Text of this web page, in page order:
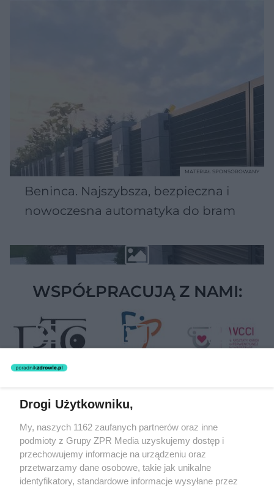
Beninca. Najszybsza, bezpieczna i
nowoczesna automatyka do bram
MATERIAŁ SPONSOROWANY
WSPÓŁPRACUJĄ Z NAMI:
Żaden utwór zamieszczony w serwisie nie może być powielany i
rozpowszechniany lub dalej rozpowszechniany w jakikolwiek sposób
(w tym także elektroniczny lub mechaniczny) na jakimkolwiek polu
eksploatacji w jakiejkolwiek formie, włącznie z umieszczaniem w
Internecie bez pisemnej zgody właściciela praw. Jakiekolwiek użycie
lub wykorzystanie utworów w całości lub w części z naruszeniem
prawa, tzn. bez właściwej zgody, jest zabronione pod groźbą kary i
Drogi Użytkowniku,
My, naszych 1162 zaufanych partnerów oraz inne
podmioty z Grupy ZPR Media uzyskujemy dostęp i
przechowujemy informacje na urządzeniu oraz
przetwarzamy dane osobowe, takie jak unikalne
identyfikatory, standardowe informacje wysyłane przez